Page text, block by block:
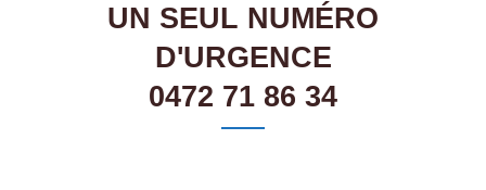
UN SEUL NUMÉRO
D'URGENCE
0472 71 86 34